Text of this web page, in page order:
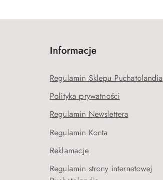
Informacje
Regulamin Sklepu Puchatolandia
Polityka prywatności
Regulamin Newslettera
Regulamin Konta
Reklamacje
Regulamin strony internetowej